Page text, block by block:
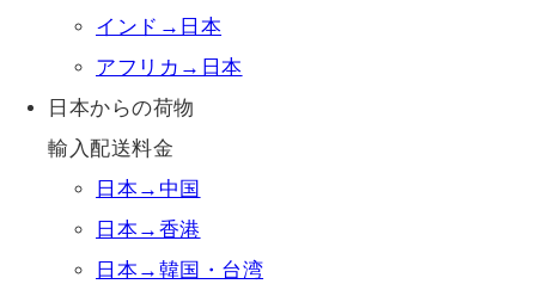
インド→日本
アフリカ→日本
日本からの荷物
輸入配送料金
日本→中国
日本→香港
日本→韓国・台湾